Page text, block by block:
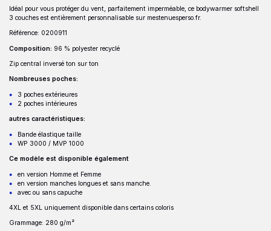
Description
Idéal pour vous protéger du vent, parfaitement imperméable, ce bodywarmer softshell
3 couches est entièrement personnalisable sur mestenuesperso.fr.
Référence: 0200911
Composition: 96 % polyester recyclé
Zip central inversé ton sur ton
Nombreuses poches:
3 poches extérieures
2 poches intérieures
autres caractéristiques:
Bande élastique taille
WP 3000 / MVP 1000
Ce modèle est disponible également
en version Homme et Femme
en version manches longues et sans manche.
avec ou sans capuche
4XL et 5XL uniquement disponible dans certains coloris
Grammage: 280 g/m²